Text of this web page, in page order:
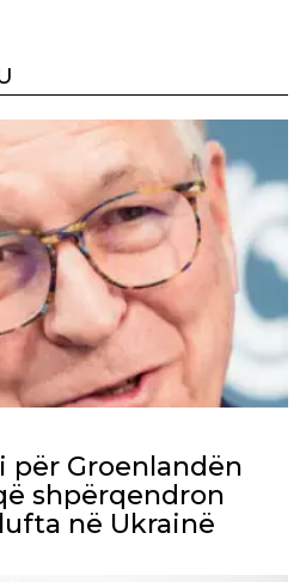
për Groenlandën
shpërqendron
në Ukrainë